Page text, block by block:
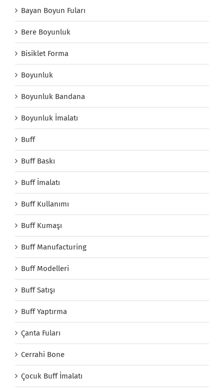
Bayan Boyun Fuları
Bere Boyunluk
Bisiklet Forma
Boyunluk
Boyunluk Bandana
Boyunluk İmalatı
Buff
Buff Baskı
Buff İmalatı
Buff Kullanımı
Buff Kumaşı
Buff Manufacturing
Buff Modelleri
Buff Satışı
Buff Yaptırma
Çanta Fuları
Cerrahi Bone
Çocuk Buff İmalatı